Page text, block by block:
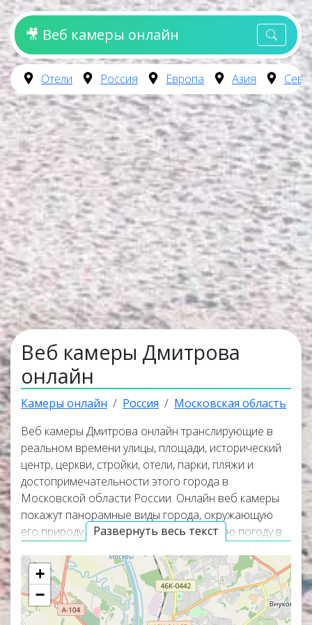
🎥 Веб камеры онлайн
Отели Россия Европа Азия
Веб камеры Дмитрова
онлайн
Камеры онлайн Россия Московская область
Развернуть весь текст
Веб камеры Дмитрова онлайн транслирующие в
реальном времени улицы, площади, исторический
центр, церкви, стройки, отели, парки, пляжи и
достопримечательности этого города в
Московской области России. Онлайн веб камеры
покажут панорамные виды города, окружающую
его природу и помогут узнать актуальную погоду в
прямом эфире, а некоторые из них транслируют
изображение со звуком. Популярные онлайн веб
камеры располагаются в верхней части списка
трансляций. Карта онлайн веб камер покажет
+
−